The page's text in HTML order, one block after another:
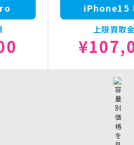
iPhone15
上限買取